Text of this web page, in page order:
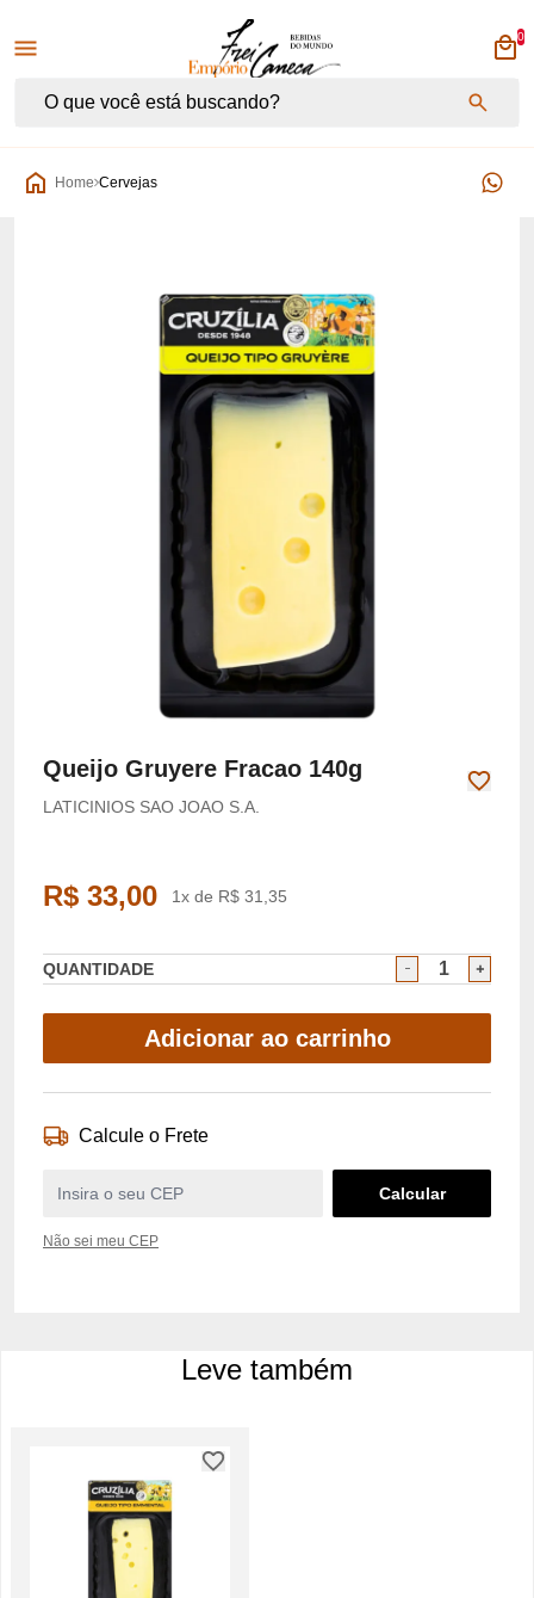
Empório Frei Caneca
0
Home Cervejas
Queijo Gruyere Fracao 140g
LATICINIOS SAO JOAO S.A.
R$ 33,00 1x de R$ 31,35
QUANTIDADE
Adicionar ao carrinho
Calcule o Frete
Não sei meu CEP
Leve também